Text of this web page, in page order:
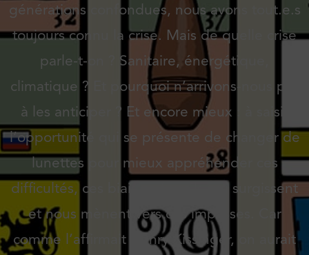
générations confondues, nous avons tout.e.s
toujours connu la crise. Mais de quelle crise
parle-t-on ? Sanitaire, énergétique,
climatique ? Et pourquoi n’arrivons-nous pas
à les anticiper ? Et encore mieux : à saisir
l’opportunité qui se présente de changer de
lunettes pour mieux appréhender ces
difficultés, ces biais et écueils qui surgissent
et nous mènent vers ces impasses. Car
comme l’affirmait Henry Kissinger, on aurait